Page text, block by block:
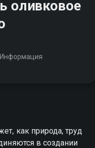
оливковое
Информация
как природа, труд
в создании